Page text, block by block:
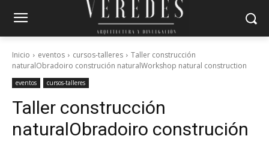
Inicio eventos cursos-talleres
Taller construcción
naturalObradoiro construción naturalWorkshop natural construction
eventos cursos-talleres
Taller construcción
naturalObradoiro construción